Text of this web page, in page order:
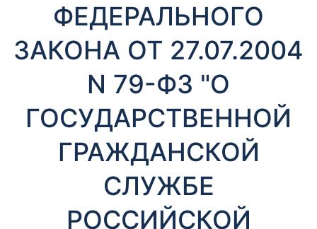
ФЕДЕРАЛЬНОГО
ЗАКОНА ОТ 27.07.2004
N 79-ФЗ "О
ГОСУДАРСТВЕННОЙ
ГРАЖДАНСКОЙ
СЛУЖБЕ
РОССИЙСКОЙ
Эти файлы cookie
необязательны.
Они необходимы
функционирования
веб-сайта.